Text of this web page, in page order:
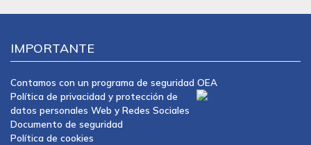
IMPORTANTE
Contamos con un programa de seguridad OEA
Política de privacidad y protección de
datos personales Web y Redes Sociales
Documento de seguridad
Política de cookies